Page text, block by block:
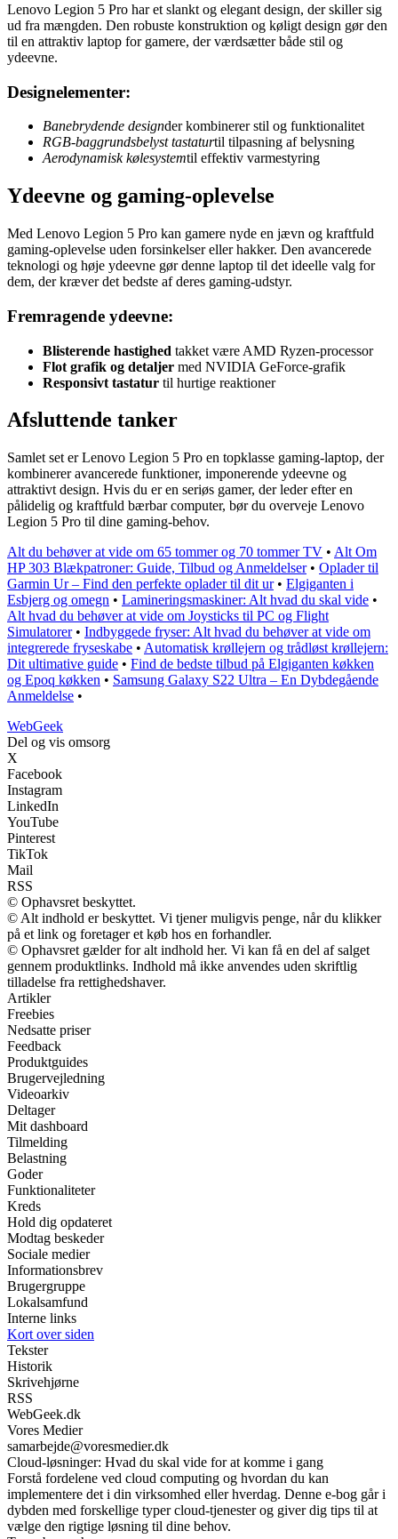
Lenovo Legion 5 Pro har et slankt og elegant design, der skiller sig
ud fra mængden. Den robuste konstruktion og køligt design gør den
til en attraktiv laptop for gamere, der værdsætter både stil og
ydeevne.
Designelementer:
Banebrydende designder kombinerer stil og funktionalitet
RGB-baggrundsbelyst tastaturtil tilpasning af belysning
Aerodynamisk kølesystemtil effektiv varmestyring
Ydeevne og gaming-oplevelse
Med Lenovo Legion 5 Pro kan gamere nyde en jævn og kraftfuld
gaming-oplevelse uden forsinkelser eller hakker. Den avancerede
teknologi og høje ydeevne gør denne laptop til det ideelle valg for
dem, der kræver det bedste af deres gaming-udstyr.
Fremragende ydeevne:
Blisterende hastighed takket være AMD Ryzen-processor
Flot grafik og detaljer med NVIDIA GeForce-grafik
Responsivt tastatur til hurtige reaktioner
Afsluttende tanker
Samlet set er Lenovo Legion 5 Pro en topklasse gaming-laptop, der
kombinerer avancerede funktioner, imponerende ydeevne og
attraktivt design. Hvis du er en seriøs gamer, der leder efter en
pålidelig og kraftfuld bærbar computer, bør du overveje Lenovo
Legion 5 Pro til dine gaming-behov.
Alt du behøver at vide om 65 tommer og 70 tommer TV • Alt Om
HP 303 Blækpatroner: Guide, Tilbud og Anmeldelser• Oplader til
Garmin Ur – Find den perfekte oplader til dit ur• Elgiganten i
Esbjerg og omegn • Lamineringsmaskiner: Alt hvad du skal vide •
Alt hvad du behøver at vide om Joysticks til PC og Flight
Simulatorer• Indbyggede fryser: Alt hvad du behøver at vide om
integrerede fryseskabe • Automatisk krøllejern og trådløst krøllejern:
Dit ultimative guide • Find de bedste tilbud på Elgiganten køkken
og Epoq køkken • Samsung Galaxy S22 Ultra – En Dybdegående
Anmeldelse •
WebGeek
Del og vis omsorg
X
Facebook
Instagram
LinkedIn
YouTube
Pinterest
TikTok
Mail
RSS
© Ophavsret beskyttet.
© Alt indhold er beskyttet. Vi tjener muligvis penge, når du klikker
på et link og foretager et køb hos en forhandler.
© Ophavsret gælder for alt indhold her. Vi kan få en del af salget
gennem produktlinks. Indhold må ikke anvendes uden skriftlig
tilladelse fra rettighedshaver.
Artikler
Freebies
Nedsatte priser
Feedback
Produktguides
Brugervejledning
Videoarkiv
Deltager
Mit dashboard
Tilmelding
Belastning
Goder
Funktionaliteter
Kreds
Hold dig opdateret
Modtag beskeder
Sociale medier
Informationsbrev
Brugergruppe
Lokalsamfund
Interne links
Kort over siden
Tekster
Historik
Skrivehjørne
RSS
WebGeek.dk
Vores Medier
samarbejde@voresmedier.dk
Cloud-løsninger: Hvad du skal vide for at komme i gang
Forstå fordelene ved cloud computing og hvordan du kan
implementere det i din virksomhed eller hverdag. Denne e-bog går i
dybden med forskellige typer cloud-tjenester og giver dig tips til at
vælge den rigtige løsning til dine behov.